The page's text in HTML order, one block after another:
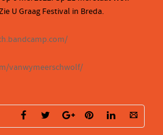
U Graag Festival in Breda.
vanwymeerschwolf/